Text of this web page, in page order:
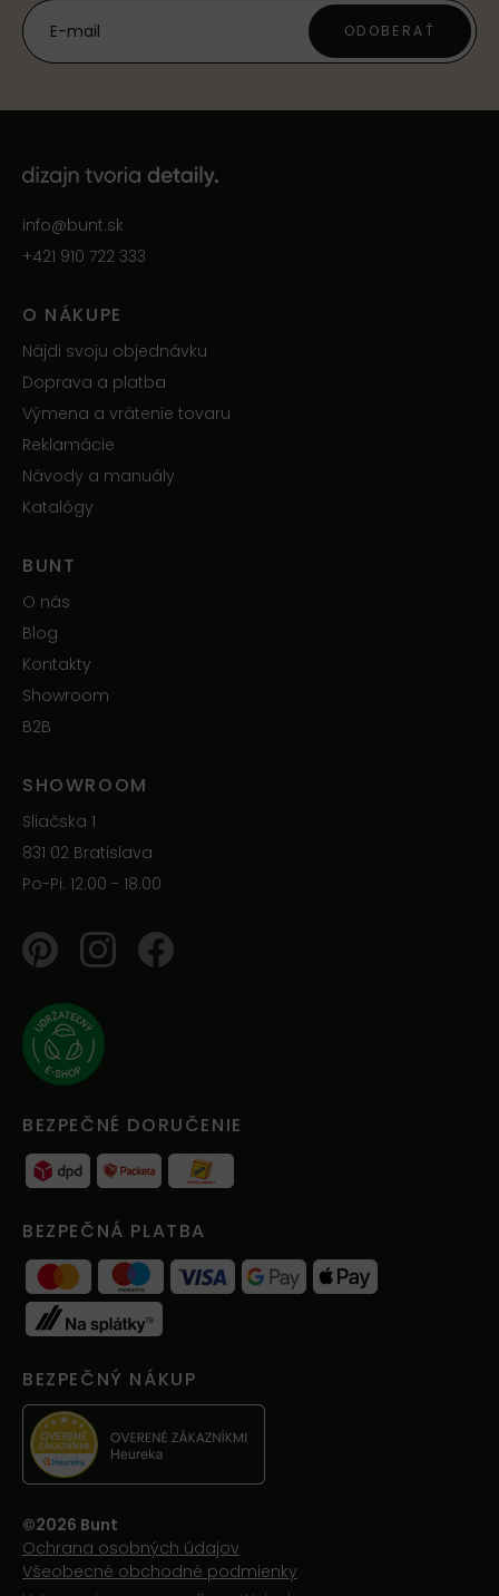
ODOBERAŤ
info@bunt.sk
+421 910 722 333
O NÁKUPE
Nájdi svoju objednávku
Doprava a platba
Výmena a vrátenie tovaru
Reklamácie
Návody a manuály
Katalógy
BUNT
O nás
Blog
Kontakty
Showroom
B2B
SHOWROOM
Sliačska 1
831 02 Bratislava
Po-Pi: 12.00 - 18.00
PinterestInstagramFacebook
BEZPEČNÉ DORUČENIE
BEZPEČNÁ PLATBA
BEZPEČNÝ NÁKUP
©2026 Bunt
Ochrana osobných údajov
Všeobecné obchodné podmienky